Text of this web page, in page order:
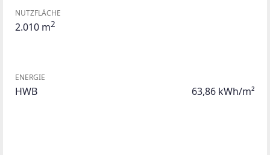
NUTZFLÄCHE
2.010 m2
ENERGIE
HWB 63,86 kWh/m²